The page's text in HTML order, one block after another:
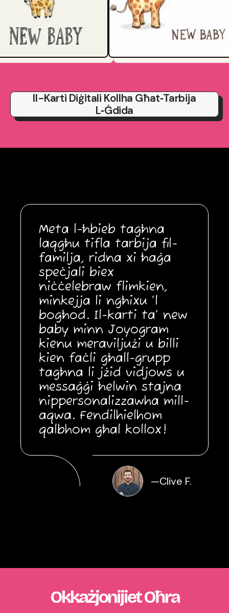
Il-Karti Diġitali Kollha Għat‑tarbija
L‑ġdida
Meta l-ħbieb tagħna
laqgħu tifla tarbija fil-
familja, ridna xi ħaġa
speċjali biex
niċċelebraw flimkien,
minkejja li ngħixu ’l
bogħod. Il-karti ta’ new
baby minn Joyogram
kienu meraviljużi u billi
kien faċli għall-grupp
tagħna li jżid vidjows u
messaġġi ħelwin stajna
nippersonalizzawha mill-
aqwa. Fendilhielhom
qalbhom għal kollox!
—Clive F.
Okkażjonijiet Oħra